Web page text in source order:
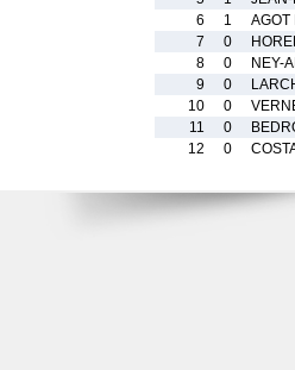
6
1
AGOT
7
0
8
0
NEY-
9
0
10
0
11
0
12
0